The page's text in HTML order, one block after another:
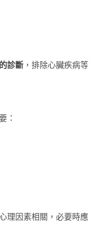
診斷 ，排除心臟疾病等
：
理因素相關，必要時應